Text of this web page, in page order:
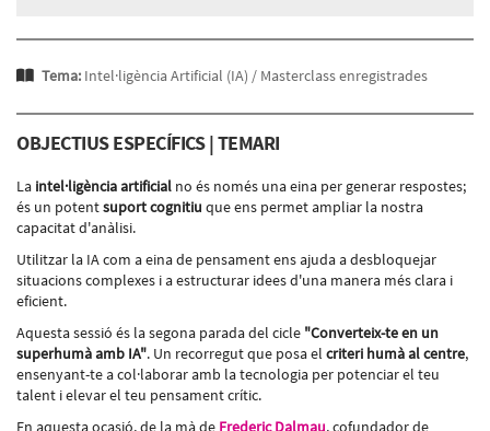
Tema: Intel·ligència Artificial (IA) / Masterclass enregistrades
OBJECTIUS ESPECÍFICS | TEMARI
La intel·ligència artificial no és només una eina per generar respostes;
és un potentsuport cognitiu que ens permet ampliar la nostra
capacitat d'anàlisi.
Utilitzar la IA com a eina de pensament ens ajuda a desbloquejar
situacions complexes i a estructurar idees d'una manera més clara i
eficient.
Aquesta sessió és la segona parada del cicle "Converteix-te en un
superhumà amb IA". Un recorregut que posa el criteri humà al centre,
ensenyant-te a col·laborar amb la tecnologia per potenciar el teu
talent i elevar el teu pensament crític.
En aquesta ocasió, de la mà de Frederic Dalmau, cofundador de